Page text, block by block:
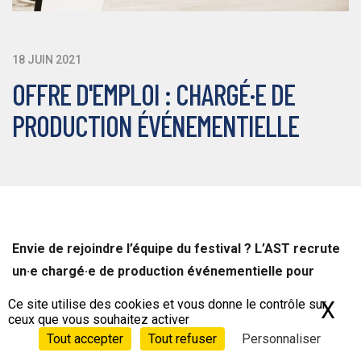
18 JUIN 2021
OFFRE D'EMPLOI : CHARGÉ·E DE
PRODUCTION ÉVÉNEMENTIELLE
Envie de rejoindre l’équipe du festival ? L’AST recrute
un·e chargé·e de production événementielle pour
Sous la responsabilité de la Déléguée générale, elle.il sera
Ce site utilise des cookies et vous donne le contrôle sur
ceux que vous souhaitez activer
Tout accepter
Tout refuser Personnaliser
X